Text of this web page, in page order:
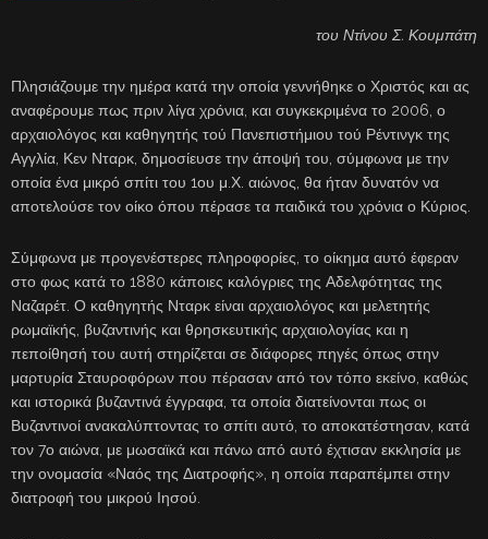
του Ντίνου Σ. Κουμπάτη
Πλησιάζουμε την ημέρα κατά την οποία γεννήθηκε ο Χριστός και ας
αναφέρουμε πως πριν λίγα χρόνια, και συγκεκριμένα το 2006, ο
αρχαιολόγος και καθηγητής τού Πανεπιστήμιου τού Ρέντινγκ της
Αγγλία, Κεν Νταρκ, δημοσίευσε την άποψή του, σύμφωνα με την
οποία ένα μικρό σπίτι του 1ου μ.Χ. αιώνος, θα ήταν δυνατόν να
αποτελούσε τον οίκο όπου πέρασε τα παιδικά του χρόνια ο Κύριος.
Σύμφωνα με προγενέστερες πληροφορίες, το οίκημα αυτό έφεραν
στο φως κατά το 1880 κάποιες καλόγριες της Αδελφότητας της
Ναζαρέτ. Ο καθηγητής Νταρκ είναι αρχαιολόγος και μελετητής
ρωμαϊκής, βυζαντινής και θρησκευτικής αρχαιολογίας και η
πεποίθησή του αυτή στηρίζεται σε διάφορες πηγές όπως στην
μαρτυρία Σταυροφόρων που πέρασαν από τον τόπο εκείνο, καθώς
και ιστορικά βυζαντινά έγγραφα, τα οποία διατείνονται πως οι
Βυζαντινοί ανακαλύπτοντας το σπίτι αυτό, το αποκατέστησαν, κατά
τον 7ο αιώνα, με μωσαϊκά και πάνω από αυτό έχτισαν εκκλησία με
την ονομασία «Ναός της Διατροφής», η οποία παραπέμπει στην
διατροφή του μικρού Ιησού.